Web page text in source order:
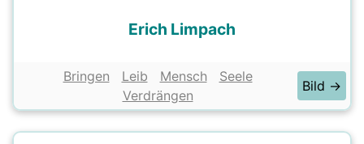
Erich Limpach
Bringen Leib Mensch
Seele
Verdrängen
Bild →